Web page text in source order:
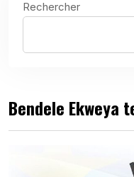
Rechercher
Bendele Ekweya